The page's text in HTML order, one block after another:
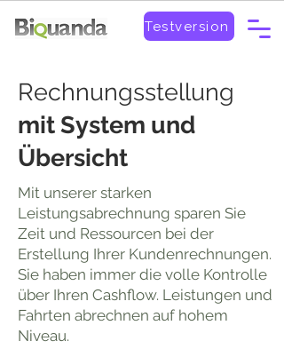
Testversion
Rechnungsstellung
mit System und
Übersicht
Mit unserer starken
Leistungsabrechnung sparen Sie
Zeit und Ressourcen bei der
Erstellung Ihrer Kundenrechnungen.
Sie haben immer die volle Kontrolle
über Ihren Cashflow. Leistungen und
Fahrten abrechnen auf hohem
Niveau.